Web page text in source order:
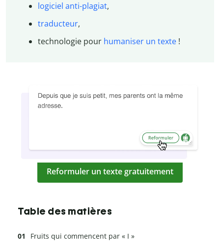
logiciel anti-plagiat,
traducteur,
technologie pour humaniser un texte!
Reformuler un texte gratuitement
Table des matières
Fruits qui commencent par « I »